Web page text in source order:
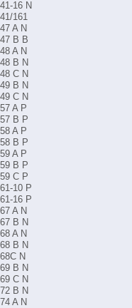
16 N
161
A N
B B
A N
B N
C N
B N
C N
A P
B P
A P
B P
A P
B P
C P
10 P
16 P
A N
B N
A N
B N
N
B N
C N
B N
A N